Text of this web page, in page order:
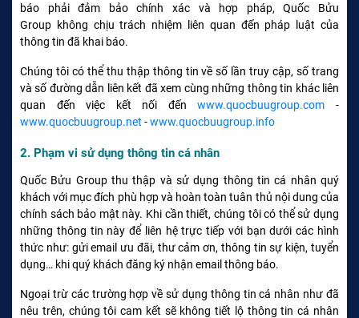
báo phải đảm bảo chính xác và hợp pháp, Quốc Bửu
Group không chịu trách nhiệm liên quan đến pháp luật của
thông tin đã khai báo.
Chúng tôi có thể thu thập thông tin về số lần truy cập, số trang
và số đường dẫn liên kết đã xem cùng những thông tin khác liên
quan đến việc kết nối đếnwww.quocbuugroup.com -
www.quocbuugroup.net -www.quocbuugroup.info
2. Phạm vi sử dụng thông tin cá nhân
Quốc Bửu Group thu thập và sử dụng thông tin cá nhân quý
khách với mục đích phù hợp và hoàn toàn tuân thủ nội dung của
chính sách bảo mật này. Khi cần thiết, chúng tôi có thể sử dụng
những thông tin này để liên hệ trực tiếp với bạn dưới các hình
thức như: gửi email ưu đãi, thư cảm ơn, thông tin sự kiện, tuyển
dụng… khi quý khách đăng ký nhận email thông báo.
Ngoại trừ các trường hợp về sử dụng thông tin cá nhân như đã
nêu trên, chúng tôi cam kết sẽ không tiết lộ thông tin cá nhân